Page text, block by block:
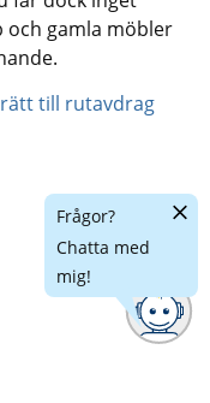
gamla möbler
till rutavdrag
Frågor?
Chatta med
mig!
Dölj